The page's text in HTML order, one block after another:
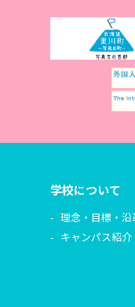
学校について
理念・目標・沿
キャンパス紹介